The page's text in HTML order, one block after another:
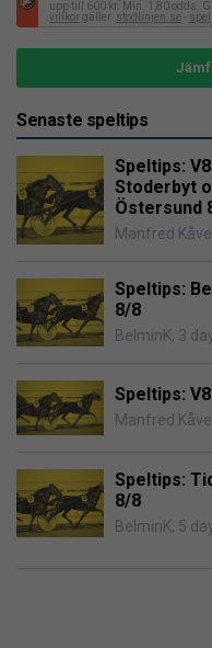
upp till 600 kr. Min. 1,80 odds.
villkor gäller. stodlinjen.se -
Senaste speltips
Speltips:
Stoderbyt
Östersund
Manfred
Speltips:
8/8
BelminK, 3
Speltips:
Manfred
Speltips:
8/8
BelminK, 5